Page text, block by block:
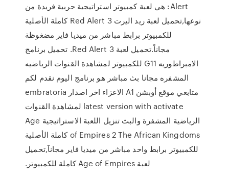
Alert: هي لعبة كمبيوتر استراتيجية حربية فريدة من
نوعها,تحميل لعبة ريد اليرت 3 Red Alert كاملة الأصلية
للكمبيوتر برابط مباشر من ميديا فاير مضغوظة
مجاناً.تحميل لعبة 3 Red Alert. تحميل برنامج
الامبراطوريه G11 للكمبيوتر لمشاهدة القنوات الرياضيه
المشفره مجانا بث مباشر هو برنامج اليوم نقدم لكم
متابعي موقع أوبشن A1 الاعزاء اخر اصدار embratoria
latest version with activate لمشاهدة القنوات
الرياضية المشفرة والبث تنزيل اللعبة الاستراتيجية Age
of Empires 2 The African Kingdoms كاملة الأصلية
للكمبيوتر برابط واحد مباشر من ميديا فاير مجانآ,تحميل
لعبة Age of Empires كاملة للكمبيوتر.